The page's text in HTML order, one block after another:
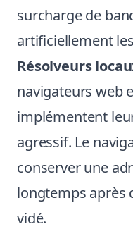
surcharge de
artificiellement
Résolveurs
navigateurs web
implémentent
agressif. Le
conserver une
longtemps après
vidé.